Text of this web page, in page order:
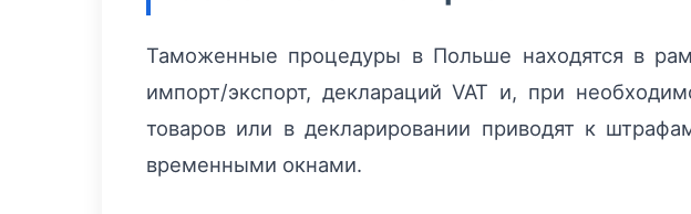
Таможенные процедуры в Польше находятся в
импорт/экспорт, деклараций VAT и, при
товаров или в декларировании приводят к
временными окнами.